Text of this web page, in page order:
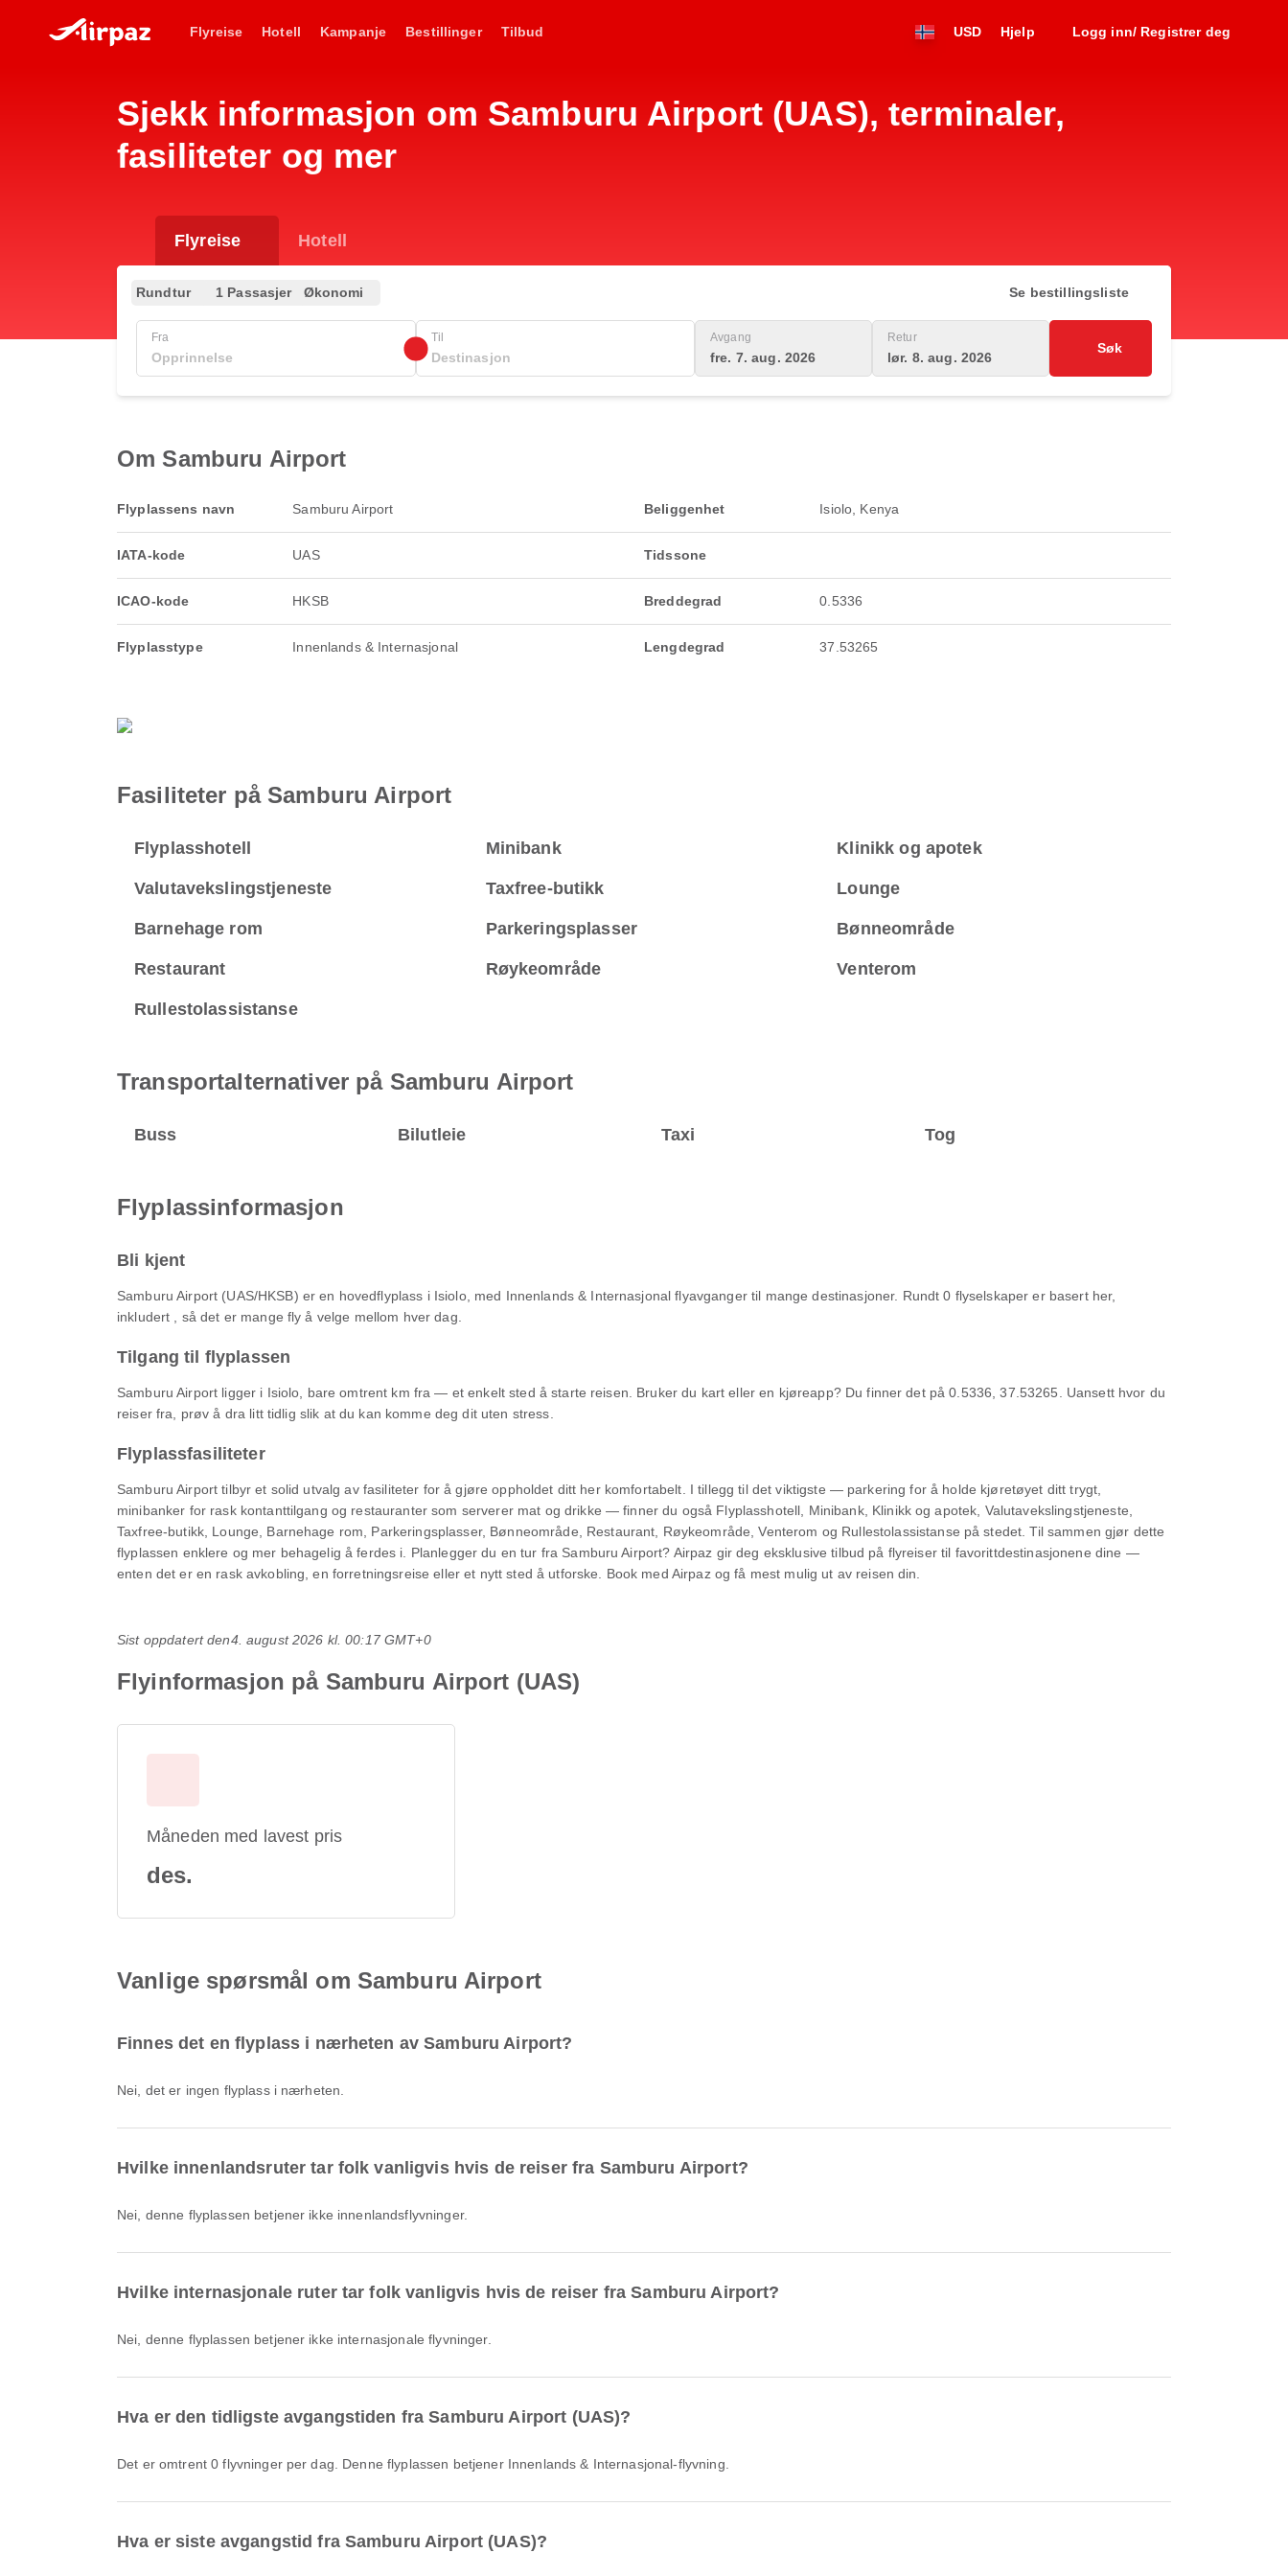
Flyreise Hotell Kampanje Bestillinger Tilbud USD Hjelp Logg inn/ Registrer deg
Sjekk informasjon om Samburu Airport (UAS), terminaler,
fasiliteter og mer
Flyreise Hotell
Rundtur 1 Passasjer Økonomi Se bestillingsliste
Fra Til Avgang
fre. 7. aug. 2026
Retur
lør. 8. aug. 2026
Søk
Om Samburu Airport
Flyplassens navn Samburu Airport
IATA-kode UAS
ICAO-kode HKSB
Flyplasstype Innenlands & Internasjonal
Beliggenhet Isiolo, Kenya
Tidssone
Breddegrad 0.5336
Lengdegrad 37.53265
Fasiliteter på Samburu Airport
Flyplasshotell Minibank Klinikk og apotek
Valutavekslingstjeneste Taxfree-butikk Lounge
Barnehage rom Parkeringsplasser Bønneområde
Restaurant Røykeområde Venterom
Rullestolassistanse
Transportalternativer på Samburu Airport
Buss Bilutleie Taxi Tog
Flyplassinformasjon
Bli kjent
Samburu Airport (UAS/HKSB) er en hovedflyplass i Isiolo, med Innenlands & Internasjonal flyavganger til mange destinasjoner. Rundt 0 flyselskaper er basert her,
inkludert , så det er mange fly å velge mellom hver dag.
Tilgang til flyplassen
Samburu Airport ligger i Isiolo, bare omtrent km fra — et enkelt sted å starte reisen. Bruker du kart eller en kjøreapp? Du finner det på 0.5336, 37.53265. Uansett hvor du
reiser fra, prøv å dra litt tidlig slik at du kan komme deg dit uten stress.
Flyplassfasiliteter
Samburu Airport tilbyr et solid utvalg av fasiliteter for å gjøre oppholdet ditt her komfortabelt. I tillegg til det viktigste — parkering for å holde kjøretøyet ditt trygt,
minibanker for rask kontanttilgang og restauranter som serverer mat og drikke — finner du også Flyplasshotell, Minibank, Klinikk og apotek, Valutavekslingstjeneste,
Taxfree-butikk, Lounge, Barnehage rom, Parkeringsplasser, Bønneområde, Restaurant, Røykeområde, Venterom og Rullestolassistanse på stedet. Til sammen gjør dette
flyplassen enklere og mer behagelig å ferdes i. Planlegger du en tur fra Samburu Airport? Airpaz gir deg eksklusive tilbud på flyreiser til favorittdestinasjonene dine —
enten det er en rask avkobling, en forretningsreise eller et nytt sted å utforske. Book med Airpaz og få mest mulig ut av reisen din.
Sist oppdatert den4. august 2026 kl. 00:17 GMT+0
Flyinformasjon på Samburu Airport (UAS)
Måneden med lavest pris
des.
Vanlige spørsmål om Samburu Airport
Finnes det en flyplass i nærheten av Samburu Airport?
Nei, det er ingen flyplass i nærheten.
Hvilke innenlandsruter tar folk vanligvis hvis de reiser fra Samburu Airport?
Nei, denne flyplassen betjener ikke innenlandsflyvninger.
Hvilke internasjonale ruter tar folk vanligvis hvis de reiser fra Samburu Airport?
Nei, denne flyplassen betjener ikke internasjonale flyvninger.
Hva er den tidligste avgangstiden fra Samburu Airport (UAS)?
Det er omtrent 0 flyvninger per dag. Denne flyplassen betjener Innenlands & Internasjonal-flyvning.
Hva er siste avgangstid fra Samburu Airport (UAS)?